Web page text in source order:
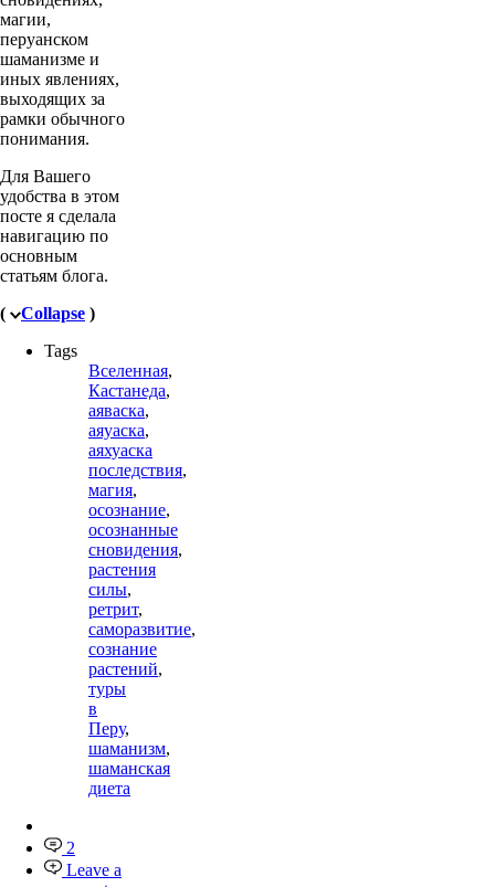
магии,
перуанском
шаманизме и
иных явлениях,
выходящих за
рамки обычного
понимания.
Для Вашего
удобства в этом
посте я сделала
навигацию по
основным
статьям блога.
(
Collapse )
Tags
Вселенная,
Кастанеда,
аяваска,
аяуаска,
аяхуаска
последствия,
магия,
осознание,
осознанные
сновидения,
растения
силы,
ретрит,
саморазвитие,
сознание
растений,
туры
в
Перу,
шаманизм,
шаманская
диета
2
Leave a